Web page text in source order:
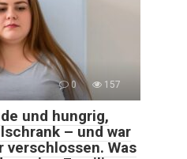
0 157
und hungrig,
– und war
verschlossen. Was